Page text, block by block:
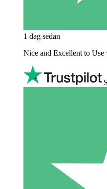
1 dag sedan
Nice and Excellent to